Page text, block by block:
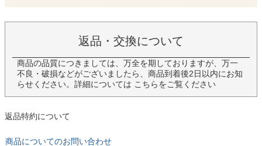
返品・交換について
商品の品質につきましては、万全を期しておりますが、万一
不良・破損などがございましたら、商品到着後2日以内にお知
らせください。詳細については こちらをご覧ください
返品特約について
商品についてのお問い合わせ